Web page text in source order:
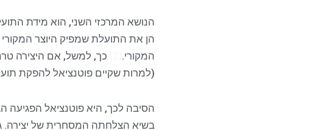
הנושא המרכזי השני, הוא מידת
הן את התועלת שמפיק היוצר המקורי
המקורי.
כך, למשל, אם היצירה
(למרות שקיים פוטנציאל להפקת
הסיבה לכך, היא פוטנציאל הפגיעה
בשיא הצלחתה המסחרית של יצירה.